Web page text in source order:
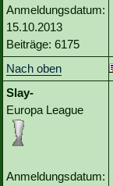
Anmeldungsdatum:
15.10.2013
Beiträge: 6175
Nach oben
Slay-
Europa League
Anmeldungsdatum: